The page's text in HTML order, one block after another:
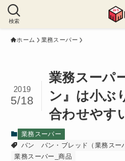
検索
ホーム 業務スーパー
業務スーパ
ン』は小ぶ
合わせやす
2019
5/18
業務スーパー
パン
パン・ブレッド（業務スー
業務スーパー_商品